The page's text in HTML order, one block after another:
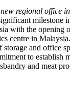
regional office
milestone
with the opening
centre in
and office
to establish
and meat